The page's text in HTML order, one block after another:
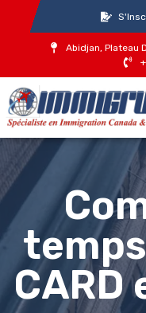
Abidjan, Plateau
temps
CARD